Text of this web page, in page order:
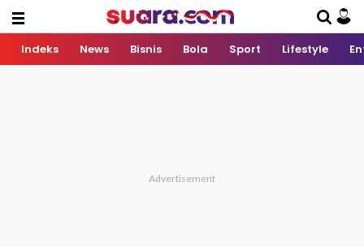
Indeks News Bisnis Bola Sport Lifestyle